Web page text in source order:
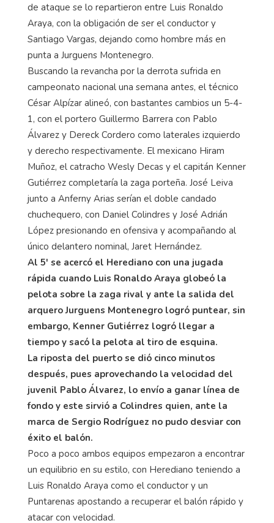
de ataque se lo repartieron entre Luis Ronaldo
Araya, con la obligación de ser el conductor y
Santiago Vargas, dejando como hombre más en
punta a Jurguens Montenegro.
Buscando la revancha por la derrota sufrida en
campeonato nacional una semana antes, el técnico
César Alpízar alineó, con bastantes cambios un 5-4-
1, con el portero Guillermo Barrera con Pablo
Álvarez y Dereck Cordero como laterales izquierdo
y derecho respectivamente. El mexicano Hiram
Muñoz, el catracho Wesly Decas y el capitán Kenner
Gutiérrez completaría la zaga porteña. José Leiva
junto a Anferny Arias serían el doble candado
chuchequero, con Daniel Colindres y José Adrián
López presionando en ofensiva y acompañando al
único delantero nominal, Jaret Hernández.
Al 5' se acercó el Herediano con una jugada
rápida cuando Luis Ronaldo Araya globeó la
pelota sobre la zaga rival y ante la salida del
arquero Jurguens Montenegro logró puntear, sin
embargo, Kenner Gutiérrez logró llegar a
tiempo y sacó la pelota al tiro de esquina.
La riposta del puerto se dió cinco minutos
después, pues aprovechando la velocidad del
juvenil Pablo Álvarez, lo envío a ganar línea de
fondo y este sirvió a Colindres quien, ante la
marca de Sergio Rodríguez no pudo desviar con
éxito el balón.
Poco a poco ambos equipos empezaron a encontrar
un equilibrio en su estilo, con Herediano teniendo a
Luis Ronaldo Araya como el conductor y un
Puntarenas apostando a recuperar el balón rápido y
atacar con velocidad.